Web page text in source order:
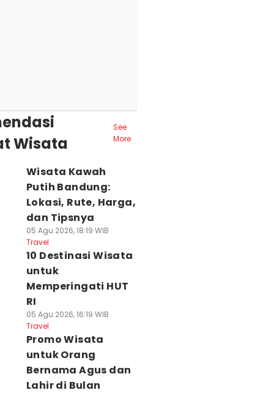
Wisata
See
More
Wisata Kawah
Putih Bandung:
Lokasi, Rute, Harga,
dan Tipsnya
05 Agu 2026, 18:19 WIB
Travel
10 Destinasi Wisata
untuk
Memperingati HUT
RI
05 Agu 2026, 16:19 WIB
Travel
Promo Wisata
untuk Orang
Bernama Agus dan
Lahir di Bulan